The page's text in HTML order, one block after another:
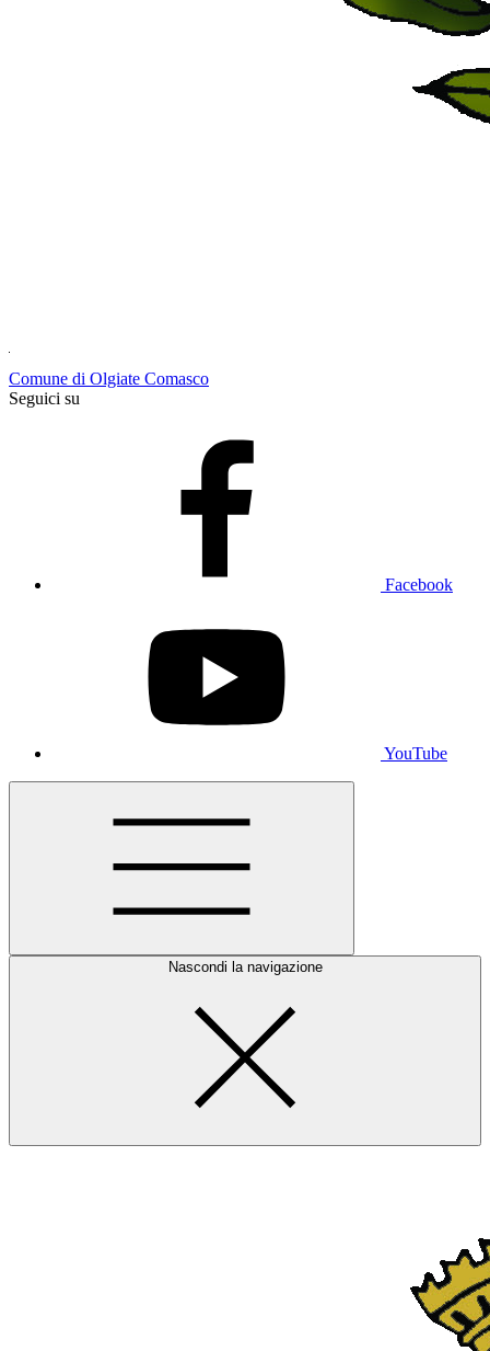
Comune di Olgiate Comasco
Seguici su
Facebook
YouTube
Nascondi la navigazione